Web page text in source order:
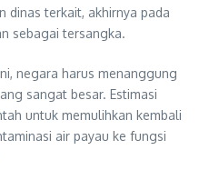
dinas terkait, akhirnya pada
sebagai tersangka.
negara harus menanggung
sangat besar. Estimasi
untuk memulihkan kembali
air payau ke fungsi